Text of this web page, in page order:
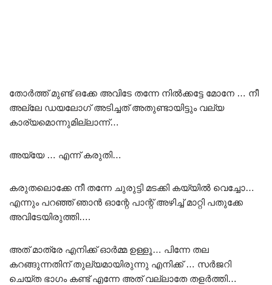
തോർത്ത് മുണ്ട് ഒക്കേ അവിടേ തന്നേ നിൽക്കട്ടേ മോനേ … നീ
അല്ലേ ഡയലോഗ് അടിച്ചത് അതുണ്ടായിട്ടും വല്യ
കാര്യമൊന്നുമില്ലാന്ന്…
അയ്യേ … എന്ന് കരുതി…
കരുതലൊക്കേ നീ തന്നേ ചുരുട്ടി മടക്കി കയ്യിൽ വെച്ചോ…
എന്നും പറഞ്ഞ് ഞാൻ ഓന്റേ പാന്റ് അഴിച്ച് മാറ്റി പതുക്കേ
അവിടേയിരുത്തി….
അത് മാത്രേ എനിക്ക് ഓർമ്മ ഉള്ളൂ… പിന്നേ തല
കറങ്ങുന്നതിന് തുല്യമായിരുന്നു എനിക്ക് … സർജറി
ചെയ്ത ഭാഗം കണ്ട് എന്നേ അത് വല്ലാതേ തളർത്തി…